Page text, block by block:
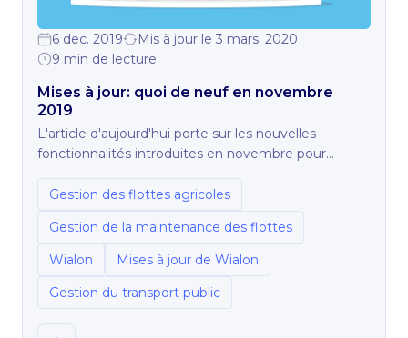
6 dec. 2019
Mis à jour le 3 mars. 2020
9 min de lecture
Mises à jour: quoi de neuf en novembre
2019
L'article d'aujourd'hui porte sur les nouvelles
fonctionnalités introduites en novembre pour
Gestion des flottes agricoles
Gestion de la maintenance des flottes
Wialon
Mises à jour de Wialon
Gestion du transport public